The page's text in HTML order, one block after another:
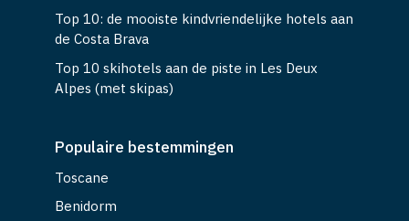
Top 10: de mooiste kindvriendelijke hotels aan
de Costa Brava
Top 10 skihotels aan de piste in Les Deux
Alpes (met skipas)
Populaire bestemmingen
Toscane
Benidorm